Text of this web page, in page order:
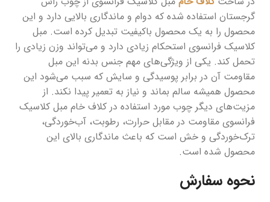
گرجستان استفاده شده که دوام و ماندگاری بالایی دارد و این
محصول را به یک محصول باکیفیت‌ تبدیل کرده است. مبل
کلاسیک فرانسوی استحکام زیادی دارد و می‌تواند وزن زیادی را
تحمل کند. یکی از ویژگی‌های مهم جنس بدنه این مبل
مقاومت آن در برابر پوسیدگی و سایش که سبب می‌شود این
محصول همیشه سالم بماند و نیاز به تعمیر پیدا نکند. از
مزیت‌های دیگر چوب مورد استفاده در کلاف خام مبل کلاسیک
فرانسوی مقاومت در مقابل حرارت، رطوبت، آب‌خوردگی،
ترک‌خوردگی و خش است که باعث ماندگاری بالای این
محصول شده است.
نحوه سفارش